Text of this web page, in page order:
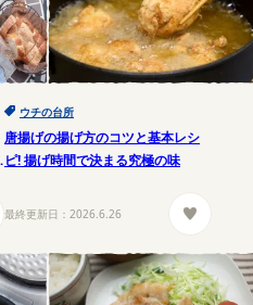
ウチの台所
唐揚げの揚げ方のコツと基本レシ
ピ! 揚げ時間で決まる究極の味
最終更新日： 2026.6.26